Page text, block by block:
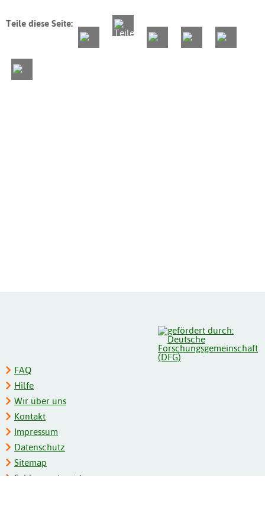
Teile diese Seite:
FAQ
Hilfe
Wir über uns
Kontakt
Impressum
Datenschutz
Sitemap
Schlagwortregister